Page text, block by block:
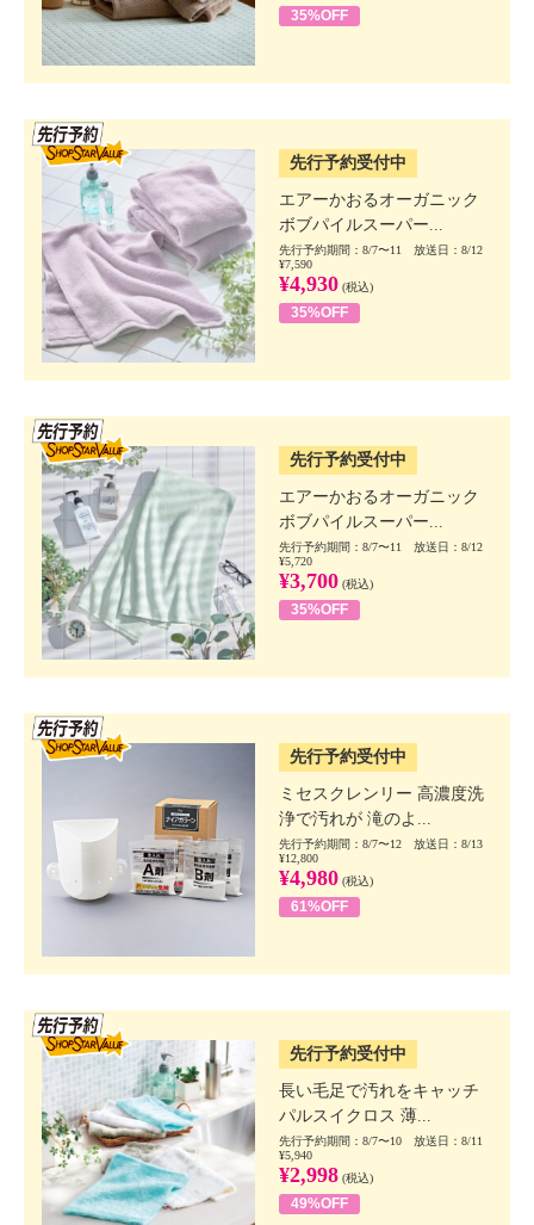
35%OFF
先行予約受付中
エアーかおるオーガニック
ボブパイルスーパー...
先行予約期間：8/7〜11 放送日：8/12
¥7,590
¥4,930 (税込)
35%OFF
先行予約受付中
エアーかおるオーガニック
ボブパイルスーパー...
先行予約期間：8/7〜11 放送日：8/12
¥5,720
¥3,700 (税込)
35%OFF
先行予約受付中
ミセスクレンリー 高濃度洗
浄で汚れが 滝のよ...
先行予約期間：8/7〜12 放送日：8/13
¥12,800
¥4,980 (税込)
61%OFF
先行予約受付中
長い毛足で汚れをキャッチ
パルスイクロス 薄...
先行予約期間：8/7〜10 放送日：8/11
¥5,940
¥2,998 (税込)
49%OFF